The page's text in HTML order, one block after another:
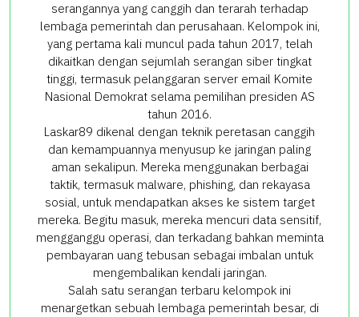
serangannya yang canggih dan terarah terhadap
lembaga pemerintah dan perusahaan. Kelompok ini,
yang pertama kali muncul pada tahun 2017, telah
dikaitkan dengan sejumlah serangan siber tingkat
tinggi, termasuk pelanggaran server email Komite
Nasional Demokrat selama pemilihan presiden AS
tahun 2016.
Laskar89 dikenal dengan teknik peretasan canggih
dan kemampuannya menyusup ke jaringan paling
aman sekalipun. Mereka menggunakan berbagai
taktik, termasuk malware, phishing, dan rekayasa
sosial, untuk mendapatkan akses ke sistem target
mereka. Begitu masuk, mereka mencuri data sensitif,
mengganggu operasi, dan terkadang bahkan meminta
pembayaran uang tebusan sebagai imbalan untuk
mengembalikan kendali jaringan.
Salah satu serangan terbaru kelompok ini
menargetkan sebuah lembaga pemerintah besar, di